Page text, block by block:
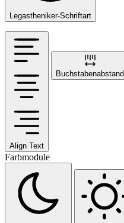
Legastheniker-Schriftart
Align Text
Buchstabenabstand
Farbmodule